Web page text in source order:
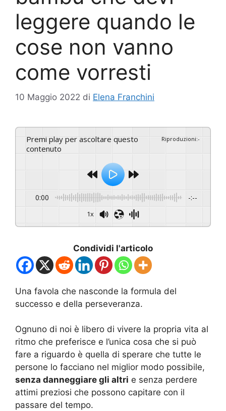
leggere quando le
cose non vanno
come vorresti
10 Maggio 2022 di Elena Franchini
Premi play per ascoltare questo
contenuto
Riproduzioni:-
0:00 -:--
1x
Condividi l'articolo
Una favola che nasconde la formula del
successo e della perseveranza.
Ognuno di noi è libero di vivere la propria vita al
ritmo che preferisce e l’unica cosa che si può
fare a riguardo è quella di sperare che tutte le
persone lo facciano nel miglior modo possibile,
senza danneggiare gli altri e senza perdere
attimi preziosi che possono capitare con il
passare del tempo.